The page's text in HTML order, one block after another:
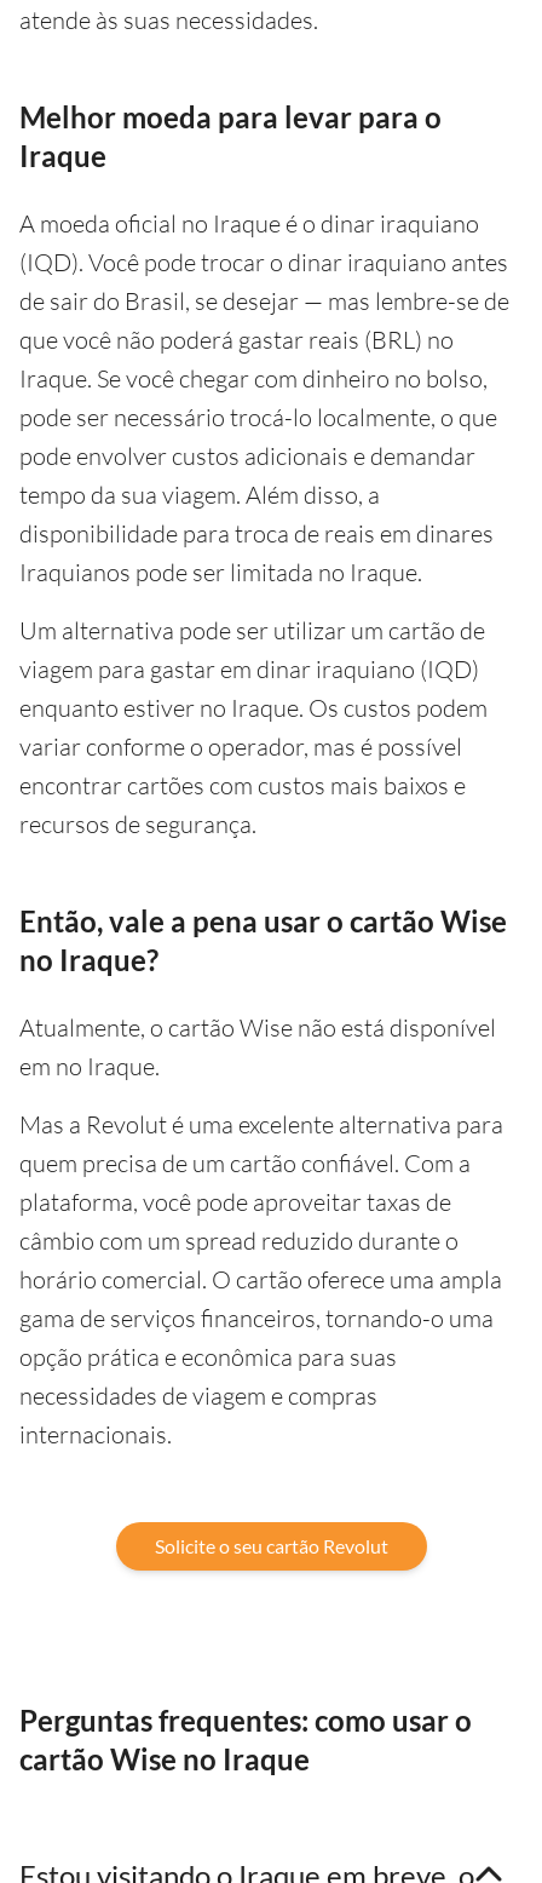
atende às suas necessidades.
Melhor moeda para levar para o
Iraque
A moeda oficial no Iraque é o dinar iraquiano
(IQD). Você pode trocar o dinar iraquiano antes
de sair do Brasil, se desejar — mas lembre-se de
que você não poderá gastar reais (BRL) no
Iraque. Se você chegar com dinheiro no bolso,
pode ser necessário trocá-lo localmente, o que
pode envolver custos adicionais e demandar
tempo da sua viagem. Além disso, a
disponibilidade para troca de reais em dinares
Iraquianos pode ser limitada no Iraque.
Um alternativa pode ser utilizar um cartão de
viagem para gastar em dinar iraquiano (IQD)
enquanto estiver no Iraque. Os custos podem
variar conforme o operador, mas é possível
encontrar cartões com custos mais baixos e
recursos de segurança.
Então, vale a pena usar o cartão Wise
no Iraque?
Atualmente, o cartão Wise não está disponível
em no Iraque.
Mas a Revolut é uma excelente alternativa para
quem precisa de um cartão confiável. Com a
plataforma, você pode aproveitar taxas de
câmbio com um spread reduzido durante o
horário comercial. O cartão oferece uma ampla
gama de serviços financeiros, tornando-o uma
opção prática e econômica para suas
necessidades de viagem e compras
internacionais.
Solicite o seu cartão Revolut
Perguntas frequentes: como usar o
cartão Wise no Iraque
Estou visitando o Iraque em breve, o